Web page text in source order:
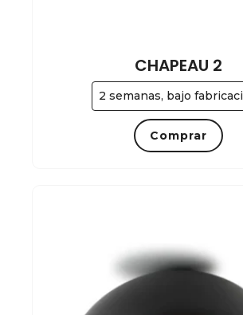
2 semanas, bajo
CHAPEAU 2
Comprar